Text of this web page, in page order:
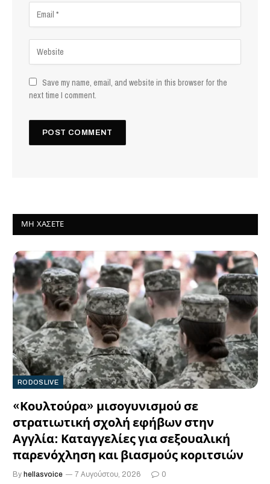
Save my name, email, and website in this browser for the
next time I comment.
ΜΗ ΧΆΣΕΤΕ
RODOSLIVE
«Κουλτούρα» μισογυνισμού σε
στρατιωτική σχολή εφήβων στην
Αγγλία: Καταγγελίες για σεξουαλική
παρενόχληση και βιασμούς κοριτσιών
By hellasvoice 7 Αυγούστου, 2026 0